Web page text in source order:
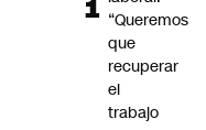
“Queremos
que
recuperar
el
trabajo